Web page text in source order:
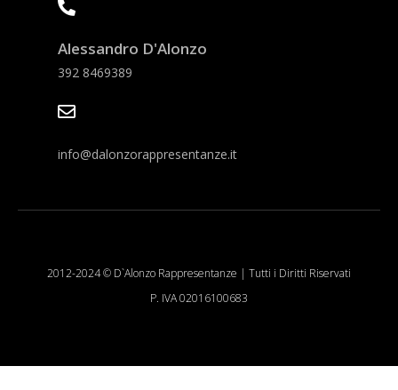
Alessandro D'Alonzo
392 8469389
info@dalonzorappresentanze.it
2012-2024 © D`Alonzo Rappresentanze | Tutti i Diritti Riservati
P. IVA 02016100683